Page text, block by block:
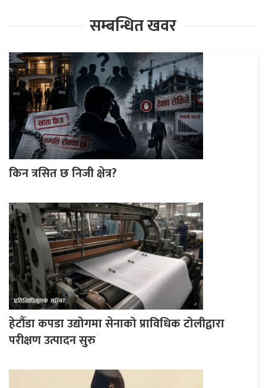
सम्बन्धित खवर
किन त्रसित छ निजी क्षेत्र?
हेटौँडा कपडा उद्योगमा सेनाको प्राविधिक टोलीद्वारा
परीक्षण उत्पादन सुरु